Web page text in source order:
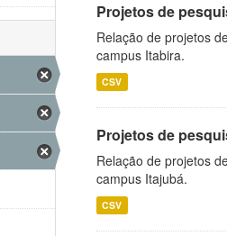
Projetos de
Relação de projetos
campus Itabira.
CSV
Projetos de
Relação de projetos
campus Itajubá.
CSV